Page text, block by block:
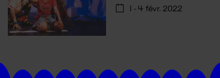
1 - 4 févr. 2022